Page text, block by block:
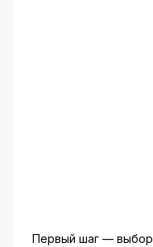
Первый шаг — выбор